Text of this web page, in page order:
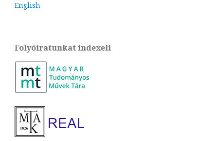
English
Folyóiratunkat indexeli